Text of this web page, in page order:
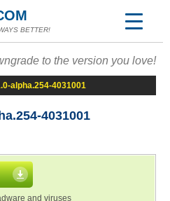
BETTER!
to the version you love!
alpha.254-4031001
4031001
and viruses